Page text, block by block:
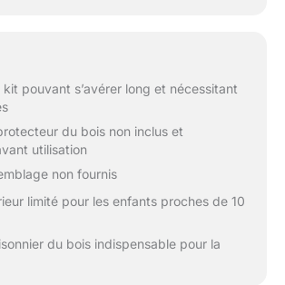
pouvant s’avérer long et nécessitant
du bois non inclus et
utilisation
non fournis
limité pour les enfants proches de 10
du bois indispensable pour la